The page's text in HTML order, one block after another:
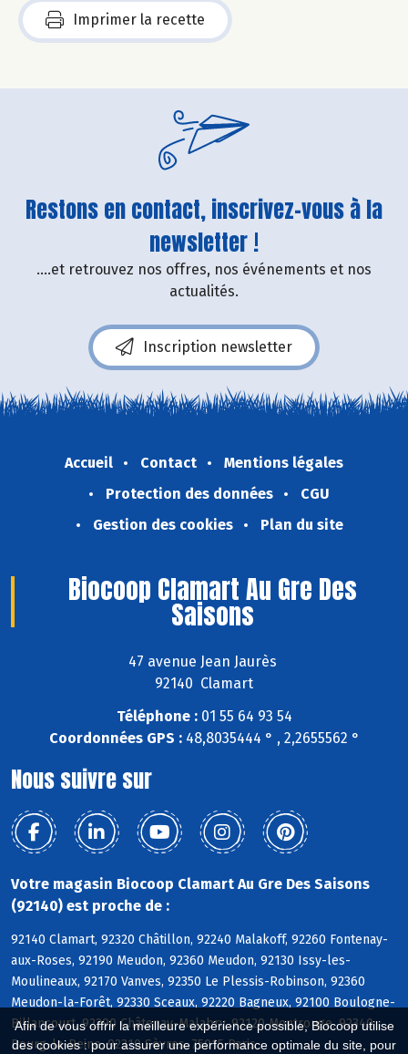
Afin de vous offrir la meilleure expérience possible, Biocoop utilise
des cookies : pour assurer une performance optimale du site, pour
Imprimer la recette
Restons en contact, inscrivez-vous à la
newsletter !
....et retrouvez nos offres, nos événements et nos
actualités.
Inscription newsletter
Accueil Contact
Mentions légales
Protection des données
CGU
Gestion des cookies
Plan du site
Biocoop Clamart Au Gre Des
Saisons
47 avenue Jean Jaurès
92140 Clamart
Téléphone :01 55 64 93 54
Coordonnées GPS :48,8035444 ° , 2,2655562 °
Nous suivre sur
Votre magasin Biocoop Clamart Au Gre Des Saisons
(92140) est proche de :
92140 Clamart, 92320 Châtillon, 92240 Malakoff, 92260 Fontenay-
aux-Roses, 92190 Meudon, 92360 Meudon, 92130 Issy-les-
Moulineaux, 92170 Vanves, 92350 Le Plessis-Robinson, 92360
Meudon-la-Forêt, 92330 Sceaux, 92220 Bagneux, 92100 Boulogne-
Billancourt, 92290 Châtenay-Malabry, 92120 Montrouge, 92340
Bourg-la-Reine, 92310 Sèvres, 75015 Paris